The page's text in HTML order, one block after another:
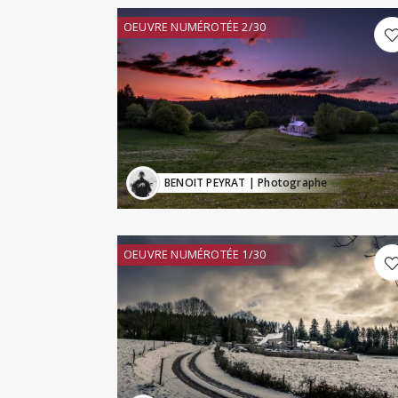
OEUVRE NUMÉROTÉE 2/30
BENOIT PEYRAT | Photographe
OEUVRE NUMÉROTÉE 1/30